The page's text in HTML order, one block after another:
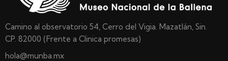
Camino al observatorio 54, Cerro del Vigia. Mazatlán, Sin.
CP. 82000 (Frente a Clinica promesas)
hola@munba.mx